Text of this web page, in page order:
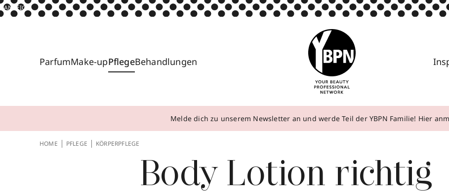
ANZEIGE
ParfumMake-upPflegeBehandlungen
Melde dich zu unserem Newsletter an und werde Teil der YBPN Familie! Hier
HOME PFLEGE KÖRPERPFLEGE
Body Lotion richtig